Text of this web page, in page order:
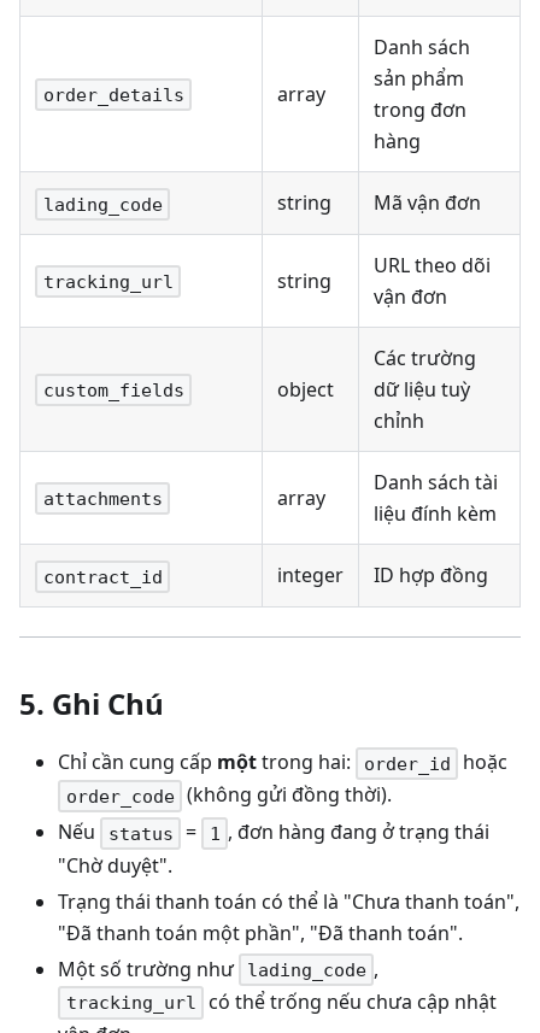
order_details array
Danh sách
sản phẩm
trong đơn
hàng
lading_code string Mã vận đơn
tracking_url string
URL theo dõi
vận đơn
custom_fields object
Các trường
dữ liệu tuỳ
chỉnh
attachments array
Danh sách tài
liệu đính kèm
contract_id integer ID hợp đồng
5. Ghi Chú
Chỉ cần cung cấp mộttrong hai: order_id hoặc
order_code (không gửi đồng thời).
Nếu
status = 1 , đơn hàng đang ở trạng thái
"Chờ duyệt".
Trạng thái thanh toán có thể là "Chưa thanh toán",
"Đã thanh toán một phần", "Đã thanh toán".
Một số trường như
lading_code ,
tracking_url
có thể trống nếu chưa cập nhật